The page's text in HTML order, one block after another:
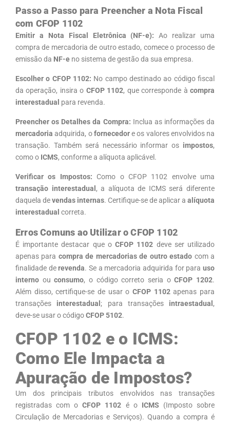
Passo a Passo para Preencher a Nota Fiscal
com CFOP 1102
Emitir a Nota Fiscal Eletrônica (NF-e): Ao realizar uma
compra de mercadoria de outro estado, comece o processo de
emissão da NF-e no sistema de gestão da sua empresa.
Escolher o CFOP 1102: No campo destinado ao código fiscal
da operação, insira o CFOP 1102, que corresponde àcompra
interestadual para revenda.
Preencher os Detalhes da Compra: Inclua as informações da
mercadoria adquirida, ofornecedore os valores envolvidos na
transação. Também será necessário informar os impostos,
como o ICMS, conforme a alíquota aplicável.
Verificar os Impostos: Como o CFOP 1102 envolve uma
transação interestadual , a alíquota de ICMS será diferente
daquela devendas internas. Certifique-se de aplicar a alíquota
interestadual correta.
Erros Comuns ao Utilizar o CFOP 1102
É importante destacar que oCFOP 1102 deve ser utilizado
apenas para compra de mercadorias de outro estado com a
finalidade derevenda. Se a mercadoria adquirida for parauso
interno ouconsumo, o código correto seria oCFOP 1202.
Além disso, certifique-se de usar o CFOP 1102apenas para
transações interestadual ; para transações intraestadual ,
deve-se usar o códigoCFOP 5102.
CFOP 1102 e o ICMS:
Como Ele Impacta a
Apuração de Impostos?
Um dos principais tributos envolvidos nas transações
registradas com oCFOP 1102 é o ICMS (Imposto sobre
Circulação de Mercadorias e Serviços). Quando a compra é